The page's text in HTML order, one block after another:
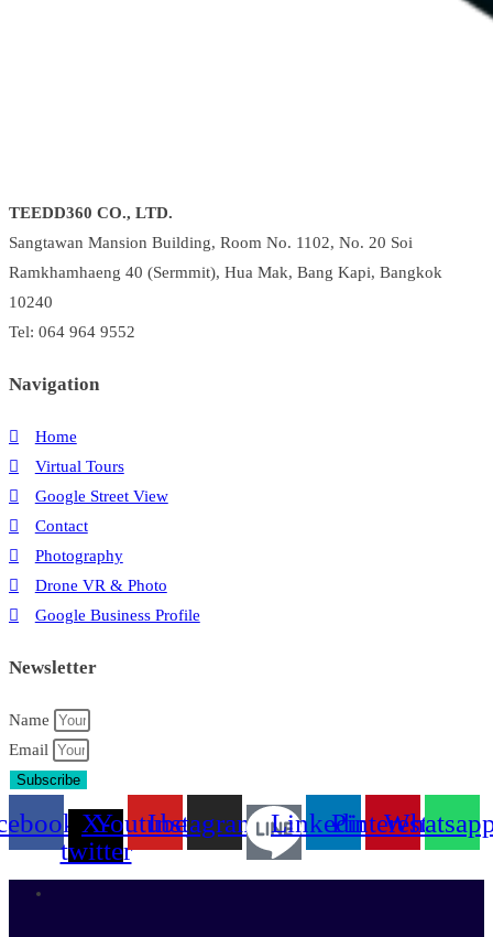
TEEDD360 CO., LTD.
Sangtawan Mansion Building, Room No. 1102, No. 20 Soi
Ramkhamhaeng 40 (Sermmit), Hua Mak, Bang Kapi, Bangkok
10240
Tel: 064 964 9552
Navigation
Home
Virtual Tours
Google Street View
Contact
Photography
Drone VR & Photo
Google Business Profile
Newsletter
Name
Email
Subscribe
X-
twitter
YoutubeInstagram LinkedinPinterest